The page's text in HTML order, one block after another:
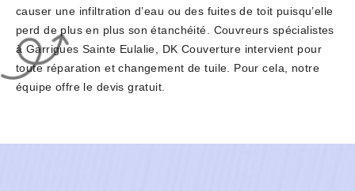
causer une infiltration d’eau ou des fuites de toit puisqu’elle
perd de plus en plus son étanchéité. Couvreurs spécialistes
à Garrigues Sainte Eulalie, DK Couverture intervient pour
toute réparation et changement de tuile. Pour cela, notre
équipe offre le devis gratuit.